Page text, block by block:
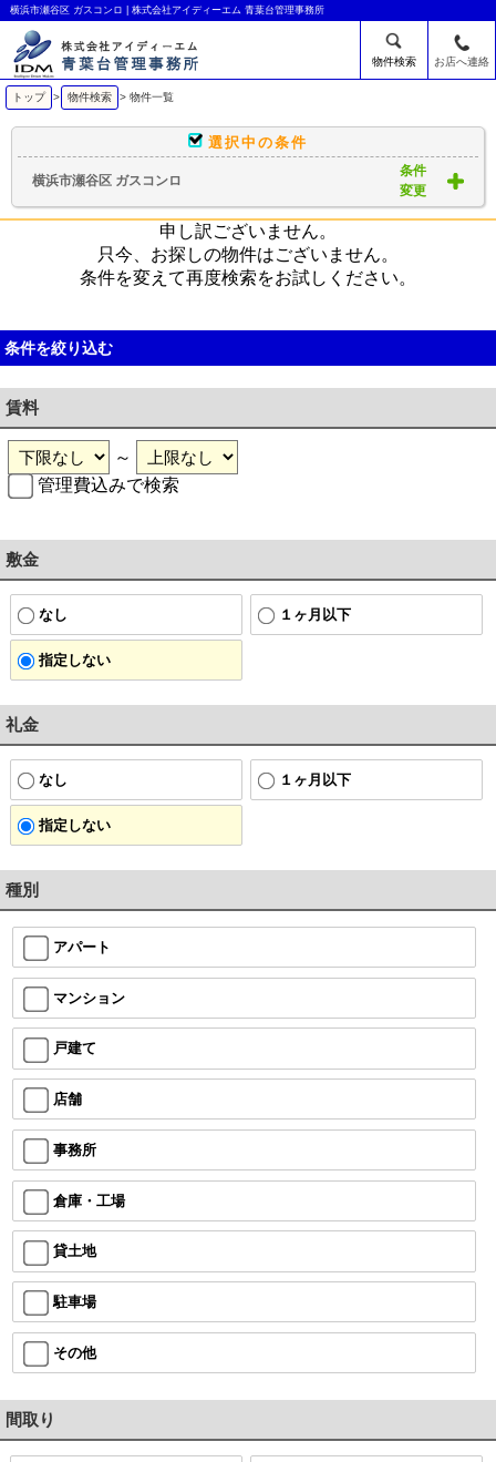
横浜市瀬谷区 ガスコンロ | 株式会社アイディーエム 青葉台管理事務所
物件検索 お店へ連絡
トップ > 物件検索 > 物件一覧
選択中の条件
横浜市瀬谷区 ガスコンロ
条件
変更
申し訳ございません。
只今、お探しの物件はございません。
条件を変えて再度検索をお試しください。
条件を絞り込む
賃料
～
管理費込みで検索
敷金
なし １ヶ月以下
指定しない
礼金
なし １ヶ月以下
指定しない
種別
アパート
マンション
戸建て
店舗
事務所
倉庫・工場
貸土地
駐車場
その他
間取り